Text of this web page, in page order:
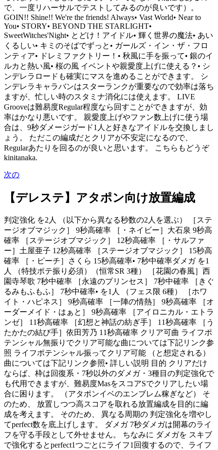
で、一度リハーサルでテストしてみるのが良いです）。
GOIN!! Shine!! We're the friends! Always• Vast World• Near to
You• STORY• BEYOND THE STARLIGHT•
SweetWitches'Night• とどけ！アイドル• 輝く世界の魔法• あい
くるしい• キミのそばでずっと• ガールズ・イン・ザ・フロ
ンティア• ドレミファクトリー！• 秋風に手を振って• 銀のイ
ルカと熱い風• 桜の風 イベントや親愛度上げに使える？• シ
ンデレラロードも確実にマスを進めることができます。 シ
ンデレラキャラバンはスターランクが重要なので効率は落ち
ますが、忙しい時のスタミナ消化には使えます。 LIVE
Grooveは難易度Regular程度なら回すことができますが、効
率はかなり悪いです。 親愛度上げやファン数上げに使う場
合は、9秒ダメージガード1人と好きなアイドルを交換しまし
ょう。 ただこの編成だとクリアが不安定になるので、
Regularあたりを回るのが良いと思います。 こちらもどうぞ
kinitanaka.
次の
【デレステ】アタポン向け放置編成
判定強化 を2人 （以下から異なる秒数の2人を選ぶ） ［ステ
ージオブマジック］ 9秒高確率 ［・ネイビー］大石泉 9秒高
確率 ［ステージオブマジック］ 12秒高確率 ［・サルファ
ー］土屋亜子 12秒高確率 ［ステージオブマジック］ 15秒高
確率 ［・ピーチ］さくら 15秒高確率• 7秒中確率ダメガ を1
人 （特技ポテ振り必須）（恒常SR 3種） ［花園の春風］西
園寺琴歌 7秒中確率 ［永遠のプリンセス］ 7秒中確率 ［きぐ
るみもふもふ］ 7秒中確率• を1人 （フェス限 6種） ［ホワ
イト・ハピネス］ 9秒高確率 ［一陣の情熱］ 9秒高確率 ［オ
ーダーメイド・はぁと］ 9秒高確率 ［アイロニカル・エトラ
ンゼ］ 11秒高確率 ［幻想と神話の紡ぎ手］ 11秒高確率 ［う
たかたの結び手］依田芳乃 11秒高確率 クリア可曲 ライフポ
テンシャル無振りでクリア可能な曲については下記リンク参
照 ライフポテンシャル振ってクリア可能 （と想定される）
曲については下記リンク参照• 詳しい説明 目的 クリアだけ
ならば、枠は回復系・7秒以外のダメガ・3種目の判定強化で
も代用できますが、難易度MasをスコアSでクリアしたい場
合に困ります。 （アタポンイベのエンブレム稼ぎなど） そ
のため、 放置しつつ高スコアを取れる放置編成を目的に編
成を考えます。 そのため、 異なる周期の 判定強化を増やし
てperfect数を底上げします。 ダメガ 7秒ダメガは開幕のライ
フを守る手段として外せません。 ちなみに ダメガを スキブ
で強化するとperfect1つごとにライフ1回復するので、ライフ